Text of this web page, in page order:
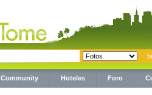
Community Hoteles Foro